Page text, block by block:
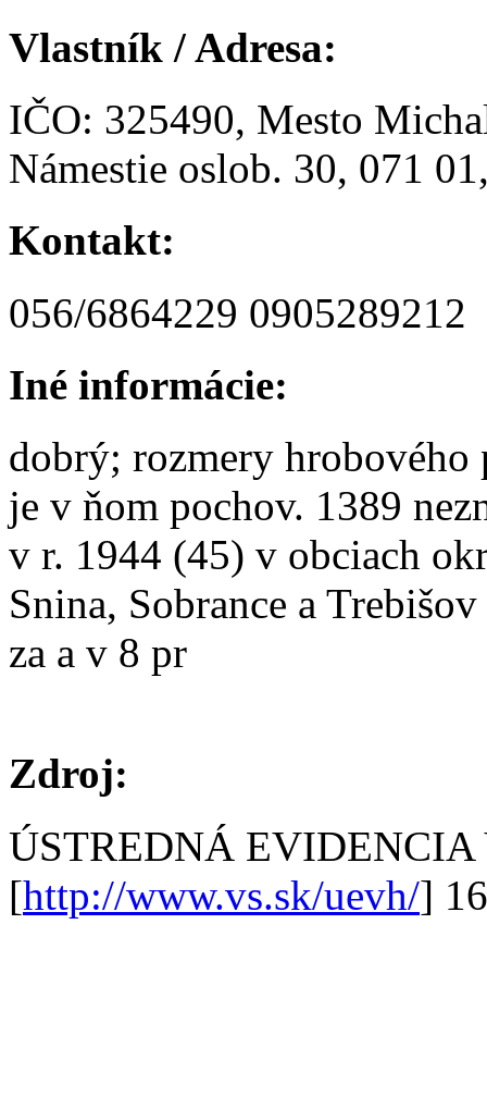
Vlastník / Adresa:
IČO: 325490, Mesto
Námestie oslob. 30, 071
Kontakt:
056/6864229 0905289212
Iné informácie:
dobrý; rozmery hrobového
je v ňom pochov. 1389
v r. 1944 (45) v obciach
Snina, Sobrance a
za a v 8 pr
Zdroj:
ÚSTREDNÁ
[http://www.vs.sk/uevh/]